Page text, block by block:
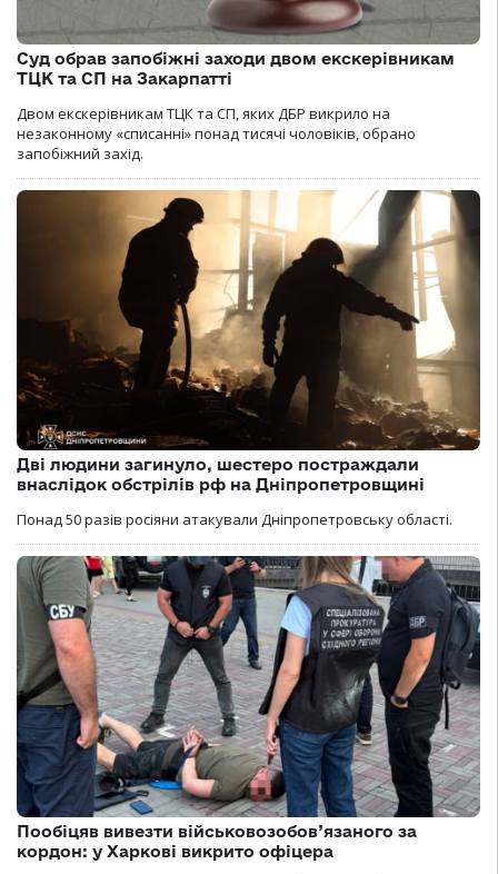
Суд обрав запобіжні заходи двом екскерівникам
ТЦК та СП на Закарпатті
Двом екскерівникам ТЦК та СП, яких ДБР викрило на
незаконному «списанні» понад тисячі чоловіків, обрано
запобіжний захід.
Дві людини загинуло, шестеро постраждали
внаслідок обстрілів рф на Дніпропетровщині
Понад 50 разів росіяни атакували Дніпропетровську області.
Пообіцяв вивезти військовозобов’язаного за
кордон: у Харкові викрито офіцера